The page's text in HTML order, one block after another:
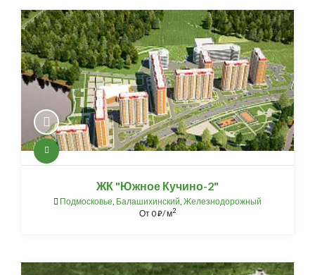
ЖК "Южное Кучино-2"
Подмосковье Балашихинский Железнодорожный
От0⃏/ м2